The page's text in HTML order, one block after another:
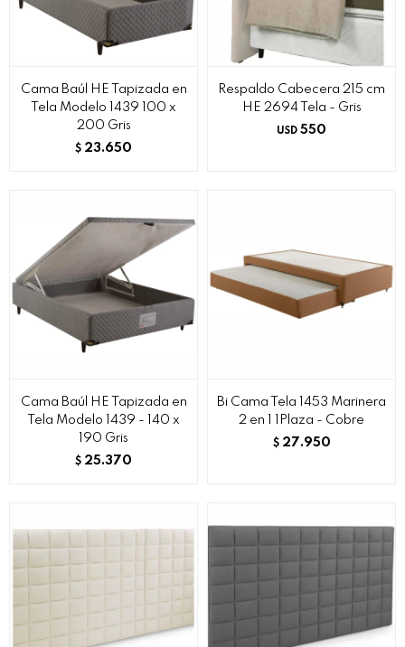
Cama Baúl HE Tapizada en
Tela Modelo 1439 100 x
200 Gris
$ 23.650
Respaldo Cabecera 215 cm
HE 2694 Tela - Gris
USD 550
Cama Baúl HE Tapizada en
Tela Modelo 1439 - 140 x
190 Gris
$ 25.370
Bi Cama Tela 1453 Marinera
2 en 1 1Plaza - Cobre
$ 27.950